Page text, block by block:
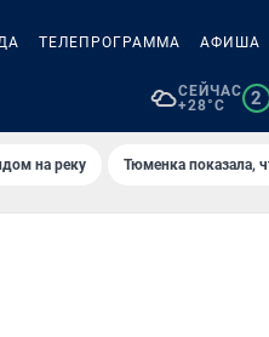
ТЕЛЕПРОГРАММА АФИША
СЕЙЧАС
+28°C
2
на реку Тюменка показала,